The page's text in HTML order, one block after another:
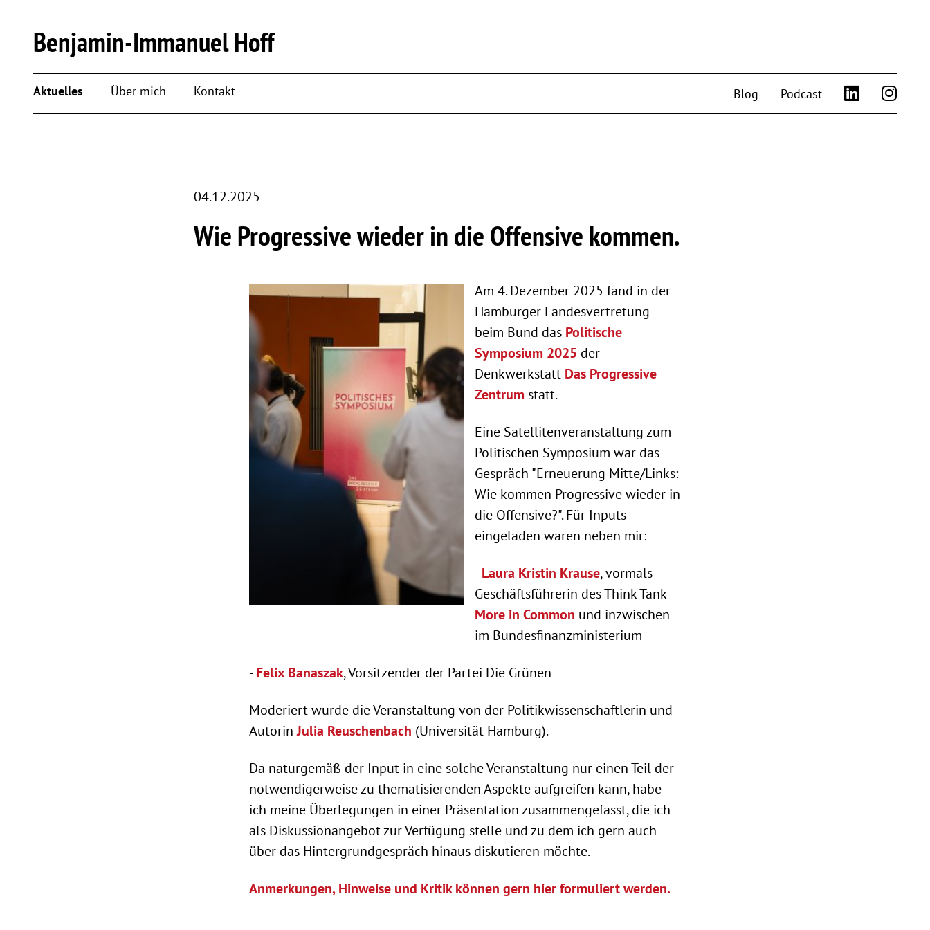
Benjamin-Immanuel Hoff
Aktuelles Über mich Kontakt Blog Podcast
04.12.2025
Wie Progressive wieder in die Offensive kommen.
Am 4. Dezember 2025 fand in der
Hamburger Landesvertretung
beim Bund das Politische
Symposium 2025 der
Denkwerkstatt Das Progressive
Zentrum statt.
Eine Satellitenveranstaltung zum
Politischen Symposium war das
Gespräch "Erneuerung Mitte/Links:
Wie kommen Progressive wieder in
die Offensive?". Für Inputs
eingeladen waren neben mir:
-Laura Kristin Krause, vormals
Geschäftsführerin des Think Tank
More in Common und inzwischen
im Bundesfinanzministerium
-Felix Banaszak, Vorsitzender der Partei Die Grünen
Moderiert wurde die Veranstaltung von der Politikwissenschaftlerin und
AutorinJulia Reuschenbach (Universität Hamburg).
Da naturgemäß der Input in eine solche Veranstaltung nur einen Teil der
notwendigerweise zu thematisierenden Aspekte aufgreifen kann, habe
ich meine Überlegungen in einer Präsentation zusammengefasst, die ich
als Diskussionangebot zur Verfügung stelle und zu dem ich gern auch
über das Hintergrundgespräch hinaus diskutieren möchte.
Anmerkungen, Hinweise und Kritik können gern hier formuliert werden.